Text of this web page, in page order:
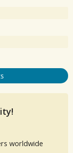
worldwide